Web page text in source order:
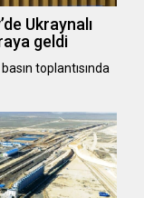
Ukraynalı
geldi
toplantısında